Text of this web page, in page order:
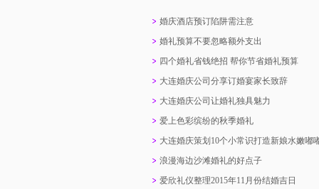
婚庆酒店预订陷阱需注意
婚礼预算不要忽略额外支出
四个婚礼省钱绝招 帮你节省婚礼预算
大连婚庆公司分享订婚宴家长致辞
大连婚庆公司让婚礼独具魅力
爱上色彩缤纷的秋季婚礼
大连婚庆策划10个小常识打造新娘水嫩嘟
浪漫海边沙滩婚礼的好点子
爱欣礼仪整理2015年11月份结婚吉日